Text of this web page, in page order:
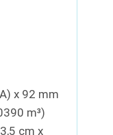
x 92 mm
m³)
cm x